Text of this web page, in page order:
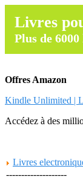
Livres
Plus de
Offres Amazon
Kindle Unlimited |
Accédez à des
Livres
--------------------